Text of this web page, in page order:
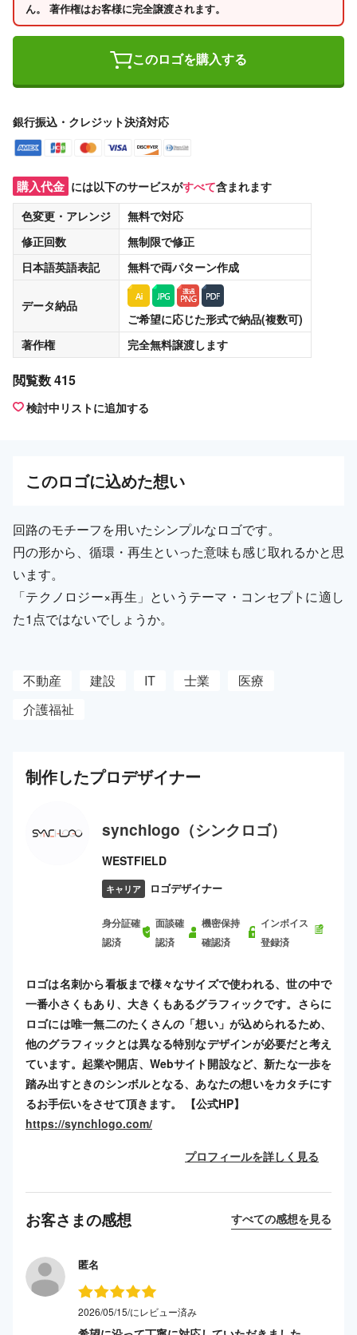
ん。 著作権はお客様に完全譲渡されます。
このロゴを購入する
銀行振込・クレジット決済対応
購入代金 には以下のサービスがすべて含まれます
色変更・アレンジ
無料で対応
修正回数
無制限で修正
日本語英語表記
無料で両パターン作成
データ納品
ご希望に応じた形式で納品(複数可)
著作権
完全無料譲渡します
閲覧数 415
検討中リストに追加する
このロゴに込めた想い
回路のモチーフを用いたシンプルなロゴです。
円の形から、循環・再生といった意味も感じ取れるかと思
います。
「テクノロジー×再生」というテーマ・コンセプトに適し
た1点ではないでしょうか。
不動産 建設 IT 士業
医療
介護福祉
制作したプロデザイナー
synchlogo（シンクロゴ）
WESTFIELD
キャリア ロゴデザイナー
身分証確
認済
面談確
認済
機密保持
確認済
インボイス
登録済
ロゴは名刺から看板まで様々なサイズで使われる、世の中で
一番小さくもあり、大きくもあるグラフィックです。さらに
ロゴには唯一無二のたくさんの「想い」が込められるため、
他のグラフィックとは異なる特別なデザインが必要だと考え
ています。起業や開店、Webサイト開設など、新たな一歩を
踏み出すときのシンボルとなる、あなたの想いをカタチにす
るお手伝いをさせて頂きます。 【公式HP】
https://synchlogo.com/
プロフィールを詳しく見る
お客さまの感想 すべての感想を見る
匿名
2026/05/15/にレビュー済み